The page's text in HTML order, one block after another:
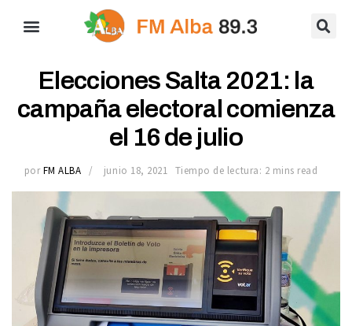
Elecciones Salta 2021: la
campaña electoral comienza
el 16 de julio
por FM ALBA junio 18, 2021 Tiempo de lectura: 2 mins read